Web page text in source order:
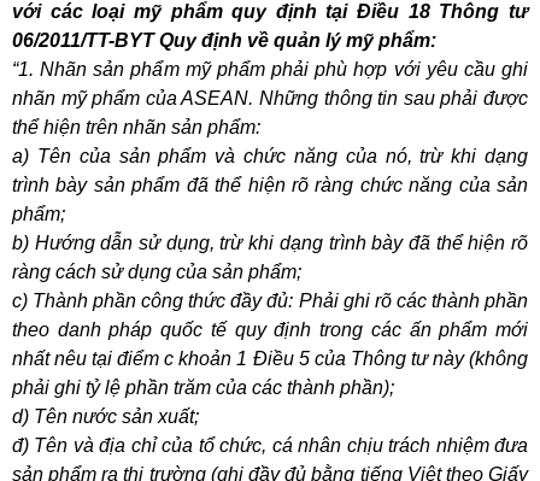
với các loại mỹ phẩm quy định tại Điều 18 Thông tư
06/2011/TT-BYT Quy định về quản lý mỹ phẩm:
“1. Nhãn sản phẩm mỹ phẩm phải phù hợp với yêu cầu ghi
nhãn mỹ phẩm của ASEAN. Những thông tin sau phải được
thể hiện trên nhãn sản phẩm:
a) Tên của sản phẩm và chức năng của nó, trừ khi dạng
trình bày sản phẩm đã thể hiện rõ ràng chức năng của sản
phẩm;
b) Hướng dẫn sử dụng, trừ khi dạng trình bày đã thể hiện rõ
ràng cách sử dụng của sản phẩm;
c) Thành phần công thức đầy đủ: Phải ghi rõ các thành phần
theo danh pháp quốc tế quy định trong các ấn phẩm mới
nhất nêu tại điểm c khoản 1 Điều 5 của Thông tư này (không
phải ghi tỷ lệ phần trăm của các thành phần);
d) Tên nước sản xuất;
đ) Tên và địa chỉ của tổ chức, cá nhân chịu trách nhiệm đưa
sản phẩm ra thị trường (ghi đầy đủ bằng tiếng Việt theo Giấy